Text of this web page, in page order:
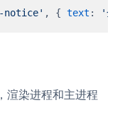
notice' , { text : '全
渲染进程和主进程